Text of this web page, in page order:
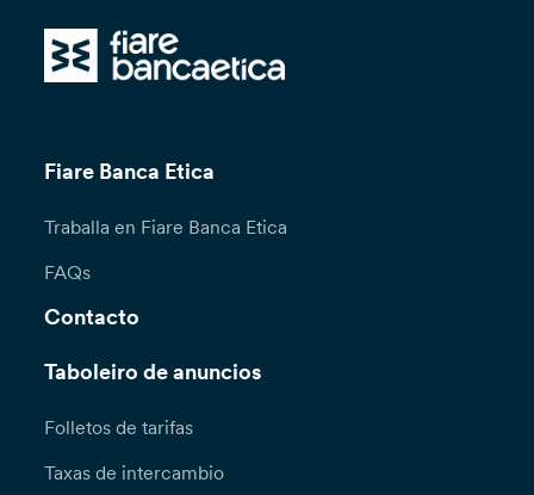
Fiare Banca Etica
Traballa en Fiare Banca Etica
FAQs
Contacto
Taboleiro de anuncios
Folletos de tarifas
Taxas de intercambio